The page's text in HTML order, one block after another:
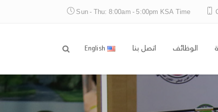
Sun - Thu: 8:00am - 5:00pm KSA Time
الوظائف اتصل بنا English